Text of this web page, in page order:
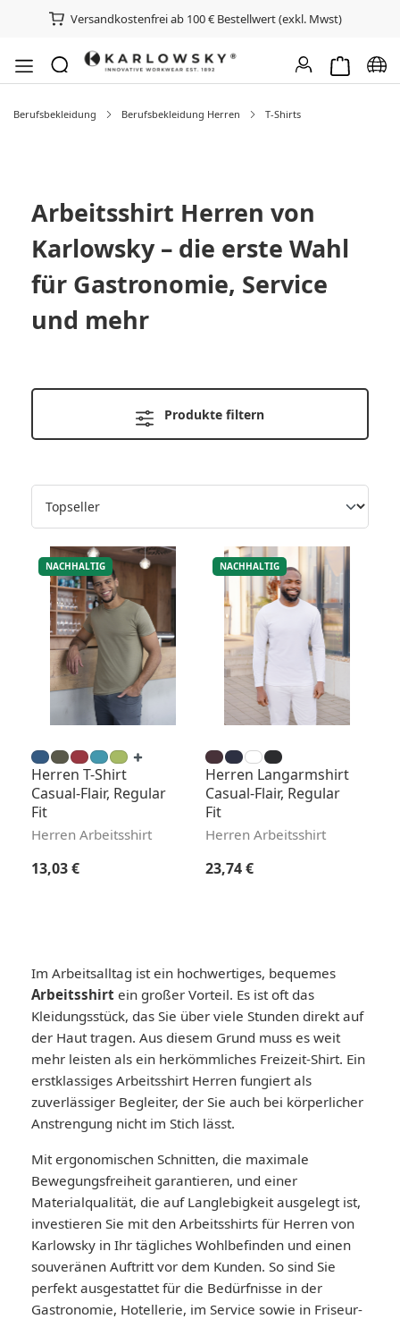
Versandkostenfrei ab 100 € Bestellwert (exkl. Mwst)
Berufsbekleidung Berufsbekleidung Herren T-Shirts
Arbeitsshirt Herren von
Karlowsky – die erste Wahl
für Gastronomie, Service
und mehr
Produkte filtern
NACHHALTIG
Herren T-Shirt
Casual-Flair, Regular
Fit
Herren Arbeitsshirt
Regulärer Preis:
13,03 €
NACHHALTIG
Herren Langarmshirt
Casual-Flair, Regular
Fit
Herren Arbeitsshirt
Regulärer Preis:
23,74 €
Im Arbeitsalltag ist ein hochwertiges, bequemes
Arbeitsshirt ein großer Vorteil. Es ist oft das
Kleidungsstück, das Sie über viele Stunden direkt auf
der Haut tragen. Aus diesem Grund muss es weit
mehr leisten als ein herkömmliches Freizeit-Shirt. Ein
erstklassiges Arbeitsshirt Herren fungiert als
zuverlässiger Begleiter, der Sie auch bei körperlicher
Anstrengung nicht im Stich lässt.
Mit ergonomischen Schnitten, die maximale
Bewegungsfreiheit garantieren, und einer
Materialqualität, die auf Langlebigkeit ausgelegt ist,
investieren Sie mit den Arbeitsshirts für Herren von
Karlowsky in Ihr tägliches Wohlbefinden und einen
souveränen Auftritt vor dem Kunden. So sind Sie
perfekt ausgestattet für die Bedürfnisse in der
Gastronomie, Hotellerie, im Service sowie in Friseur-